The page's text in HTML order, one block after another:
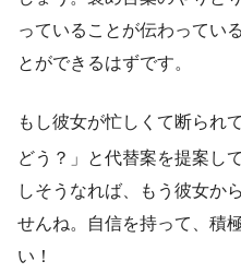
っていることが伝わってい
とができるはずです。
もし彼女が忙しくて断られ
どう？」と代替案を提案し
しそうなれば、もう彼女か
せんね。自信を持って、積
い！